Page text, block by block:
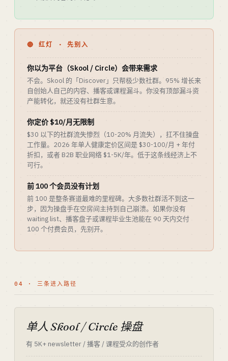
🔴 红灯 · 先别入
你以为平台（Skool / Circle）会带来需求
不会。Skool 的「Discover」只帮极少数社群。95% 增长来
自创始人自己的内容、播客或课程漏斗。你没有顶部漏斗资
产能转化，就还没有社群生意。
你定价 $10/月无限制
$30 以下的社群流失惨烈（10-20% 月流失），扛不住操盘
工作量。2026 年单人健康定价区间是 $30-100/月 + 年付
折扣，或者 B2B 职业网络 $1-5K/年。低于这条线经济上不
可行。
前 100 个会员没有计划
前 100 是整条赛道最难的里程碑。大多数社群活不到这一
步，因为操盘手在空房间主持到自己崩溃。如果你没有
waiting list、播客盘子或课程毕业生池能在 90 天内交付
100 个付费会员，先别开。
04 · 三条进入路径
单人 Skool / Circle 操盘
有 5K+ newsletter / 播客 / 课程受众的创作者